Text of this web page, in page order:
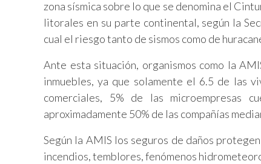
zona sísmica sobre lo que se denomina el
litorales en su parte continental, según la
cual el riesgo tanto de sismos como de
Ante esta situación, organismos como la
inmuebles, ya que solamente el 6.5 de las
comerciales, 5% de las microempresas
aproximadamente 50% de las compañías
Según la AMIS los seguros de daños
incendios, temblores, fenómenos